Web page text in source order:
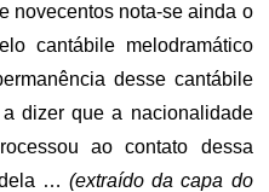
novecentos nota-se ainda o
cantábile melodramático
desse cantábile
dizer que a nacionalidade
ao contato dessa
dela …(extraído da capa do